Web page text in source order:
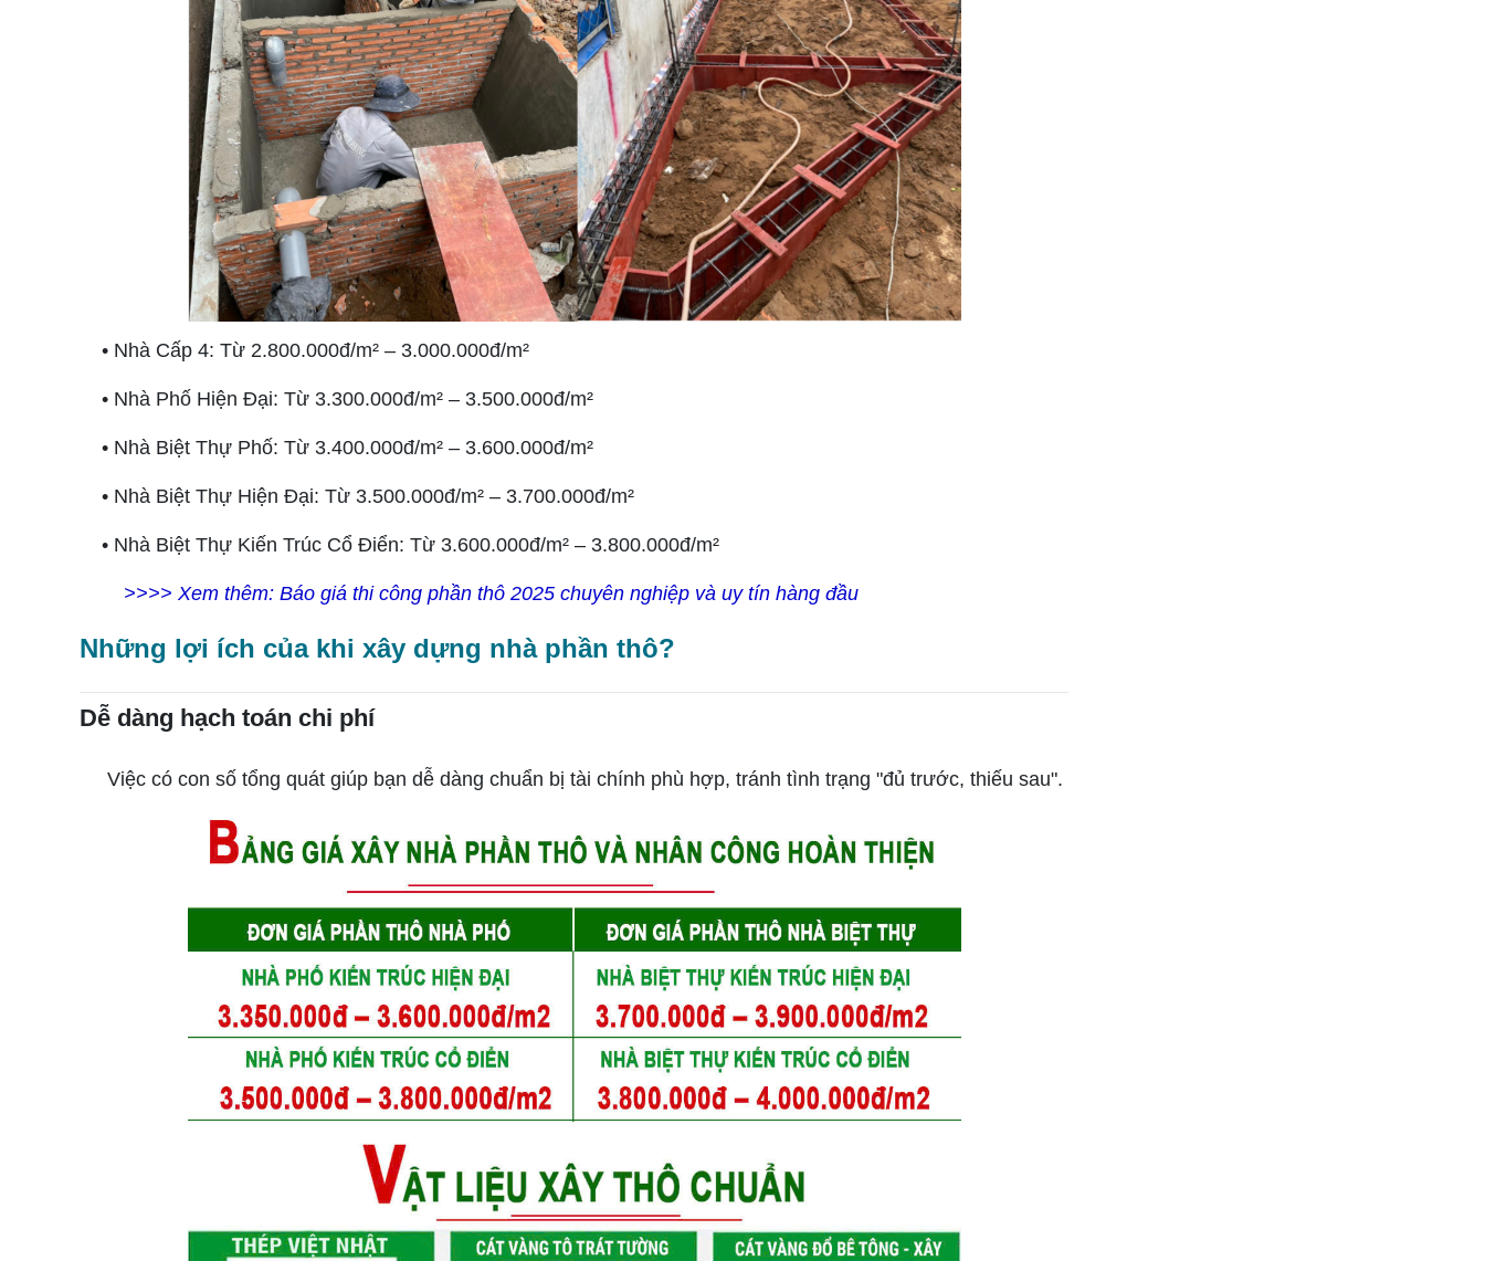
• Nhà Cấp 4: Từ 2.800.000đ/m² – 3.000.000đ/m²
• Nhà Phố Hiện Đại: Từ 3.300.000đ/m² – 3.500.000đ/m²
• Nhà Biệt Thự Phố: Từ 3.400.000đ/m² – 3.600.000đ/m²
• Nhà Biệt Thự Hiện Đại: Từ 3.500.000đ/m² – 3.700.000đ/m²
• Nhà Biệt Thự Kiến Trúc Cổ Điển: Từ 3.600.000đ/m² – 3.800.000đ/m²
>>>> Xem thêm: Báo giá thi công phần thô 2025 chuyên nghiệp và uy tín hàng đầu
Những lợi ích của khi xây dựng nhà phần thô?
Dễ dàng hạch toán chi phí
Việc có con số tổng quát giúp bạn dễ dàng chuẩn bị tài chính phù hợp, tránh tình trạng "đủ trước, thiếu sau".